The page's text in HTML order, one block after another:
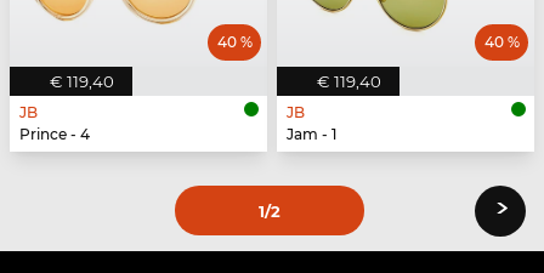
€ 119,40
40 %
JB
Prince - 4
€ 119,40
40 %
JB
Jam - 1
1/2 ›